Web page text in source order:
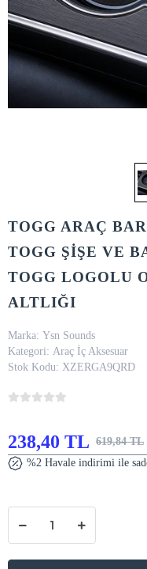
TOGG ARAÇ
TOGG ŞİŞE VE
TOGG LOGOLU
ALTLIĞI
Marka: Ysn Sounds
Kategori: Araç İç Aksesuar
Stok Kodu: XZERGA9QRD
238,40 TL 619,84 TL
%2 Havale indirimi ile